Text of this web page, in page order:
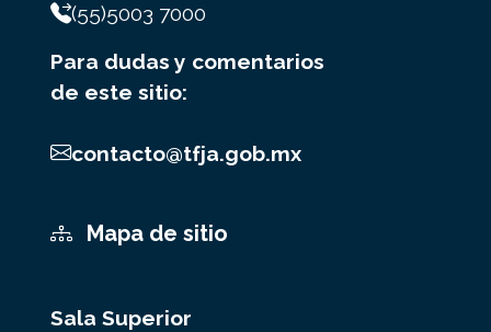
(55)5003 7000
Para dudas y comentarios
de este sitio:
contacto@tfja.gob.mx
Mapa de sitio
Sala Superior